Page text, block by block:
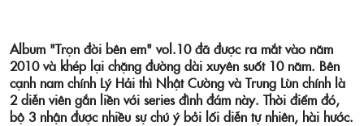
Album "Trọn đời bên em" vol.10 đã được ra mắt vào năm
2010 và khép lại chặng đường dài xuyên suốt 10 năm. Bên
cạnh nam chính Lý Hải thì Nhật Cường và Trung Lùn chính là
2 diễn viên gắn liền với series đình đám này. Thời điểm đó,
bộ 3 nhận được nhiều sự chú ý bởi lối diễn tự nhiên, hài hước.